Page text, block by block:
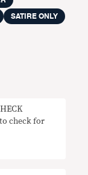
SATIRE ONLY
check for